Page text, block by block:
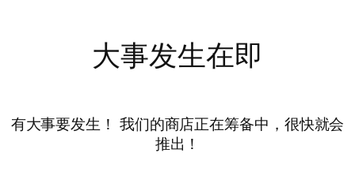
大事发生在即
有大事要发生！ 我们的商店正在筹备中，很快就会
推出！